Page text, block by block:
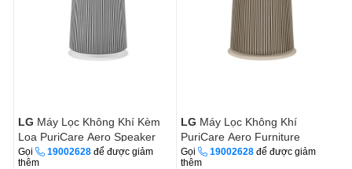
LG Máy Lọc Không Khí Kèm
Loa PuriCare Aero Speaker
AS20GSHU0.ABAE Màu Trắng
Gọi 19002628
thêm
LG Máy Lọc Không Khí
PuriCare Aero Furniture
AS20GPBK0.ABAE
Gọi 19002628
thêm